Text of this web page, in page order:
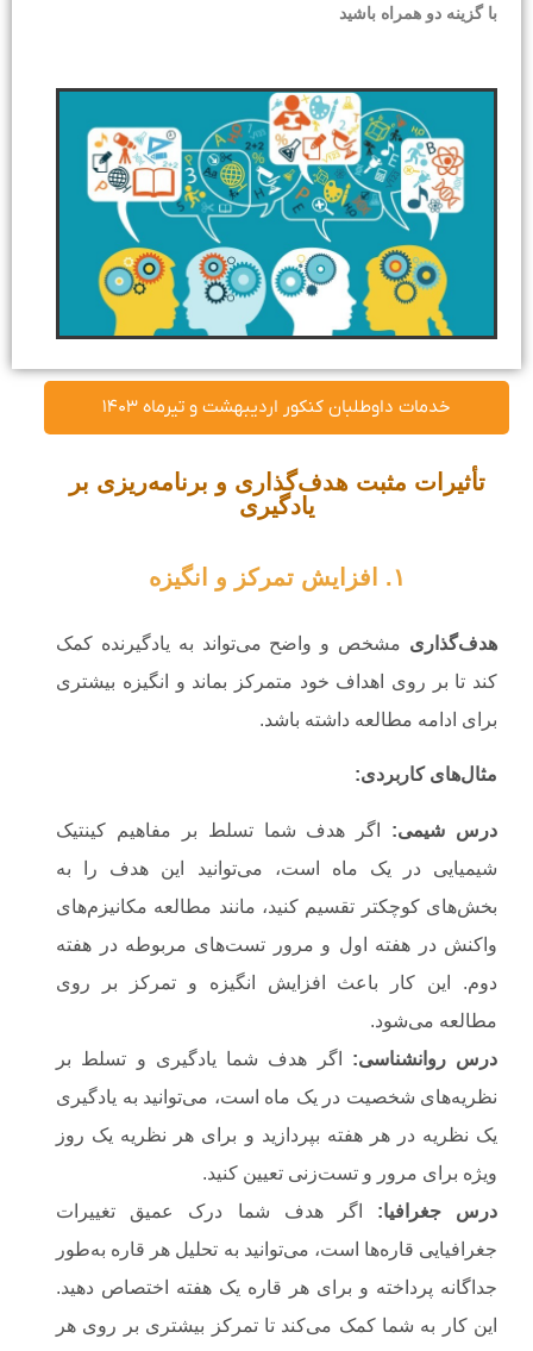
با گزینه دو همراه باشید
خدمات داوطلبان کنکور اردیبهشت و تیرماه ۱۴۰۳
تأثیرات مثبت هدف‌گذاری و برنامه‌ریزی بر
یادگیری
۱. افزایش تمرکز و انگیزه
هدف‌گذاری مشخص و واضح می‌تواند به یادگیرنده کمک
کند تا بر روی اهداف خود متمرکز بماند و انگیزه بیشتری
برای ادامه مطالعه داشته باشد.
مثال‌های کاربردی:
درس شیمی: اگر هدف شما تسلط بر مفاهیم کینتیک
شیمیایی در یک ماه است، می‌توانید این هدف را به
بخش‌های کوچکتر تقسیم کنید، مانند مطالعه مکانیزم‌های
واکنش در هفته اول و مرور تست‌های مربوطه در هفته
دوم. این کار باعث افزایش انگیزه و تمرکز بر روی
مطالعه می‌شود.
درس روانشناسی: اگر هدف شما یادگیری و تسلط بر
نظریه‌های شخصیت در یک ماه است، می‌توانید به یادگیری
یک نظریه در هر هفته بپردازید و برای هر نظریه یک روز
ویژه برای مرور و تست‌زنی تعیین کنید.
درس جغرافیا: اگر هدف شما درک عمیق تغییرات
جغرافیایی قاره‌ها است، می‌توانید به تحلیل هر قاره به‌طور
جداگانه پرداخته و برای هر قاره یک هفته اختصاص دهید.
این کار به شما کمک می‌کند تا تمرکز بیشتری بر روی هر